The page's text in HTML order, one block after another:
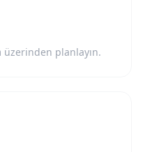
üzerinden planlayın.